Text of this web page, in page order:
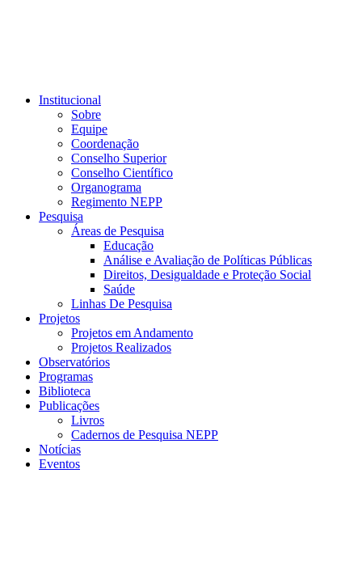
Institucional
Sobre
Equipe
Coordenação
Conselho Superior
Conselho Científico
Organograma
Regimento NEPP
Pesquisa
Áreas de Pesquisa
Educação
Análise e Avaliação de Políticas Públicas
Direitos, Desigualdade e Proteção Social
Saúde
Linhas De Pesquisa
Projetos
Projetos em Andamento
Projetos Realizados
Observatórios
Programas
Biblioteca
Publicações
Livros
Cadernos de Pesquisa NEPP
Notícias
Eventos